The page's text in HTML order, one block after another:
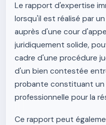
Le rapport d'expertise
lorsqu'il est réalisé par
auprès d'une cour
juridiquement solide,
cadre d'une procédure
d'un bien contestée
probante constituant un
professionnelle pour la
Ce rapport peut